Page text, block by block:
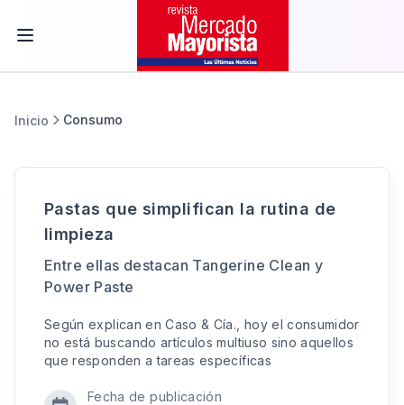
Inicio Consumo
Pastas que simplifican la rutina de
limpieza
Entre ellas destacan Tangerine Clean y
Power Paste
Según explican en Caso & Cía., hoy el consumidor
no está buscando artículos multiuso sino aquellos
que responden a tareas específicas
Fecha de publicación